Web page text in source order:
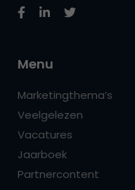
Menu
Marketingthema’s
Veelgelezen
Vacatures
Jaarboek
Partnercontent